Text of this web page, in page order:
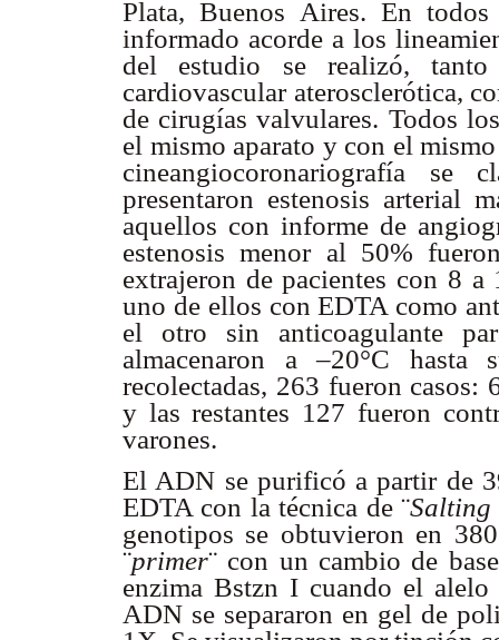
Plata, Buenos Aires. En
informado acorde a los
del estudio se realizó, tanto
cardiovascular aterosclerótica,
de cirugías valvulares. Todos
el mismo aparato y con el
cineangiocoronariografía se
presentaron estenosis arterial
aquellos con informe de
estenosis menor al 50%
extrajeron de pacientes con 8
uno de ellos con EDTA como
el otro sin anticoagulante
almacenaron a –20°C hasta
recolectadas, 263 fueron
y las restantes 127 fueron
varones.
El ADN se purificó a partir de
EDTA con la técnica de ¨Salting
genotipos se obtuvieron en
¨primer¨ con un cambio de
enzima Bstzn I cuando el alelo
ADN se separaron en gel de